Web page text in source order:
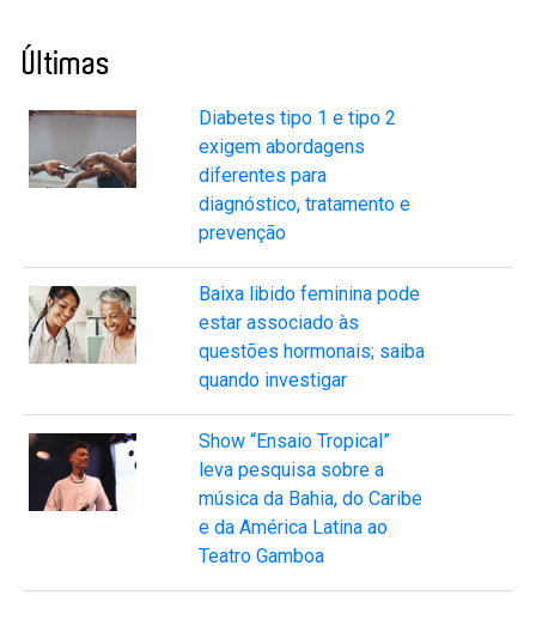
Últimas
Diabetes tipo 1 e tipo 2
exigem abordagens
diferentes para
diagnóstico, tratamento e
prevenção
Baixa libido feminina pode
estar associado às
questões hormonais; saiba
quando investigar
Show “Ensaio Tropical”
leva pesquisa sobre a
música da Bahia, do Caribe
e da América Latina ao
Teatro Gamboa